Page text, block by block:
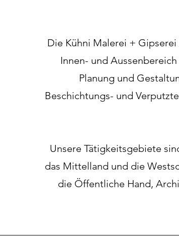
Die Kühni Malerei +
Innen- und
Planung und
Beschichtungs- und
Unsere Tätigkeitsgebiete
das Mittelland und die
die Öffentliche Hand,